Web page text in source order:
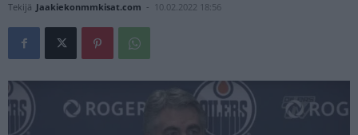
Tekijä Jaakiekonmmkisat.com - 10.02.2022 18:56